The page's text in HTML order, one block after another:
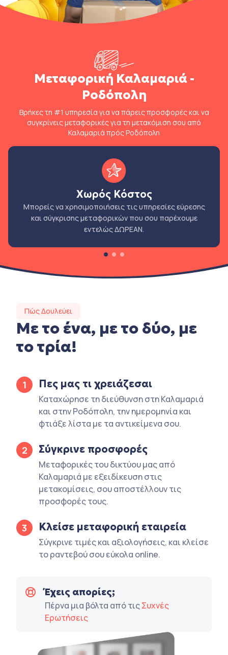
Μεταφορική Καλαμαριά -
Ροδόπολη
Βρήκες τη #1 υπηρεσία για να πάρεις προσφορές και να
συγκρίνεις μεταφορικές για τη μετακόμιση σου από
Καλαμαριά πρός Ροδόπολη
Χωρός Κόστος
Μπορείς να χρησιμοποιήσεις τις υπηρεσίες εύρεσης
και σύγκρισης μεταφορικών που σου παρέχουμε
εντελώς ΔΩΡΕΑΝ.
Πώς Δουλεύει
Με το ένα, με το δύο, με
το τρία!
1 Πες μας τι χρειάζεσαι
Καταχώρησε τη διεύθυνση στη Καλαμαριά
και στην Ροδόπολη, την ημερομηνία και
φτιάξε λίστα με τα αντικείμενα σου.
2 Σύγκρινε προσφορές
Μεταφορικές του δικτύου μας από
Καλαμαριά με εξειδίκευση στις
μετακομίσεις, σου αποστέλλουν τις
προσφορές τους.
3 Κλείσε μεταφορική εταιρεία
Σύγκρινε τιμές και αξιολογήσεις, και κλείσε
το ραντεβού σου εύκολα online.
Έχεις απορίες;
Πέρνα μια βόλτα από τιςΣυχνές
Ερωτήσεις